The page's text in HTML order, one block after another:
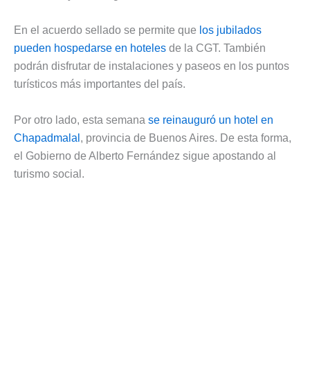
En el acuerdo sellado se permite que los jubilados
pueden hospedarse en hoteles de la CGT. También
podrán disfrutar de instalaciones y paseos en los puntos
turísticos más importantes del país.
Por otro lado, esta semana se reinauguró un hotel en
Chapadmalal , provincia de Buenos Aires. De esta forma,
el Gobierno de Alberto Fernández sigue apostando al
turismo social.